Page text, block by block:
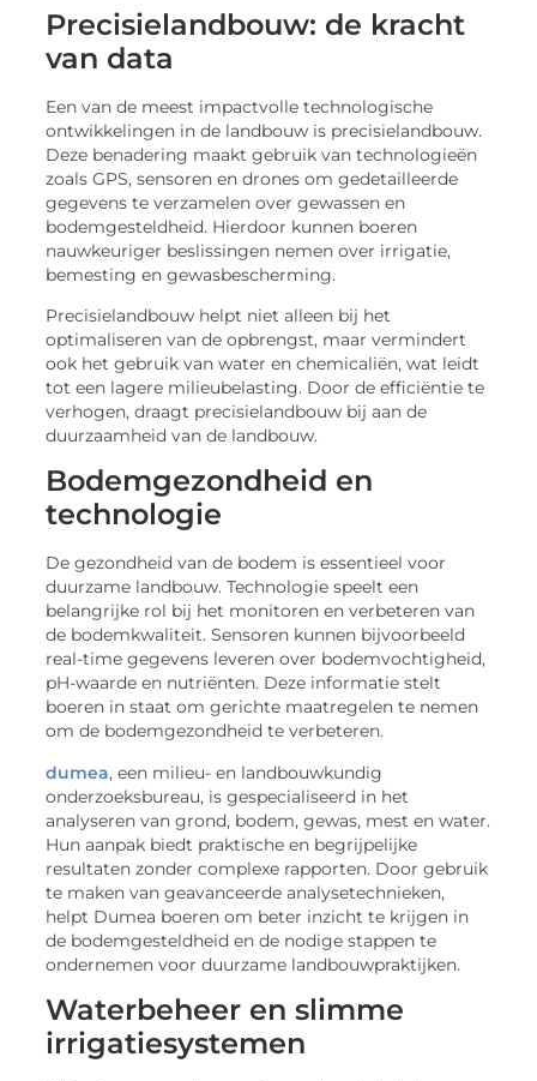
Precisielandbouw: de kracht
van data
Een van de meest impactvolle technologische
ontwikkelingen in de landbouw is precisielandbouw.
Deze benadering maakt gebruik van technologieën
zoals GPS, sensoren en drones om gedetailleerde
gegevens te verzamelen over gewassen en
bodemgesteldheid. Hierdoor kunnen boeren
nauwkeuriger beslissingen nemen over irrigatie,
bemesting en gewasbescherming.
Precisielandbouw helpt niet alleen bij het
optimaliseren van de opbrengst, maar vermindert
ook het gebruik van water en chemicaliën, wat leidt
tot een lagere milieubelasting. Door de efficiëntie te
verhogen, draagt precisielandbouw bij aan de
duurzaamheid van de landbouw.
Bodemgezondheid en
technologie
De gezondheid van de bodem is essentieel voor
duurzame landbouw. Technologie speelt een
belangrijke rol bij het monitoren en verbeteren van
de bodemkwaliteit. Sensoren kunnen bijvoorbeeld
real-time gegevens leveren over bodemvochtigheid,
pH-waarde en nutriënten. Deze informatie stelt
boeren in staat om gerichte maatregelen te nemen
om de bodemgezondheid te verbeteren.
dumea, een milieu- en landbouwkundig
onderzoeksbureau, is gespecialiseerd in het
analyseren van grond, bodem, gewas, mest en water.
Hun aanpak biedt praktische en begrijpelijke
resultaten zonder complexe rapporten. Door gebruik
te maken van geavanceerde analysetechnieken,
helpt Dumea boeren om beter inzicht te krijgen in
de bodemgesteldheid en de nodige stappen te
ondernemen voor duurzame landbouwpraktijken.
Waterbeheer en slimme
irrigatiesystemen